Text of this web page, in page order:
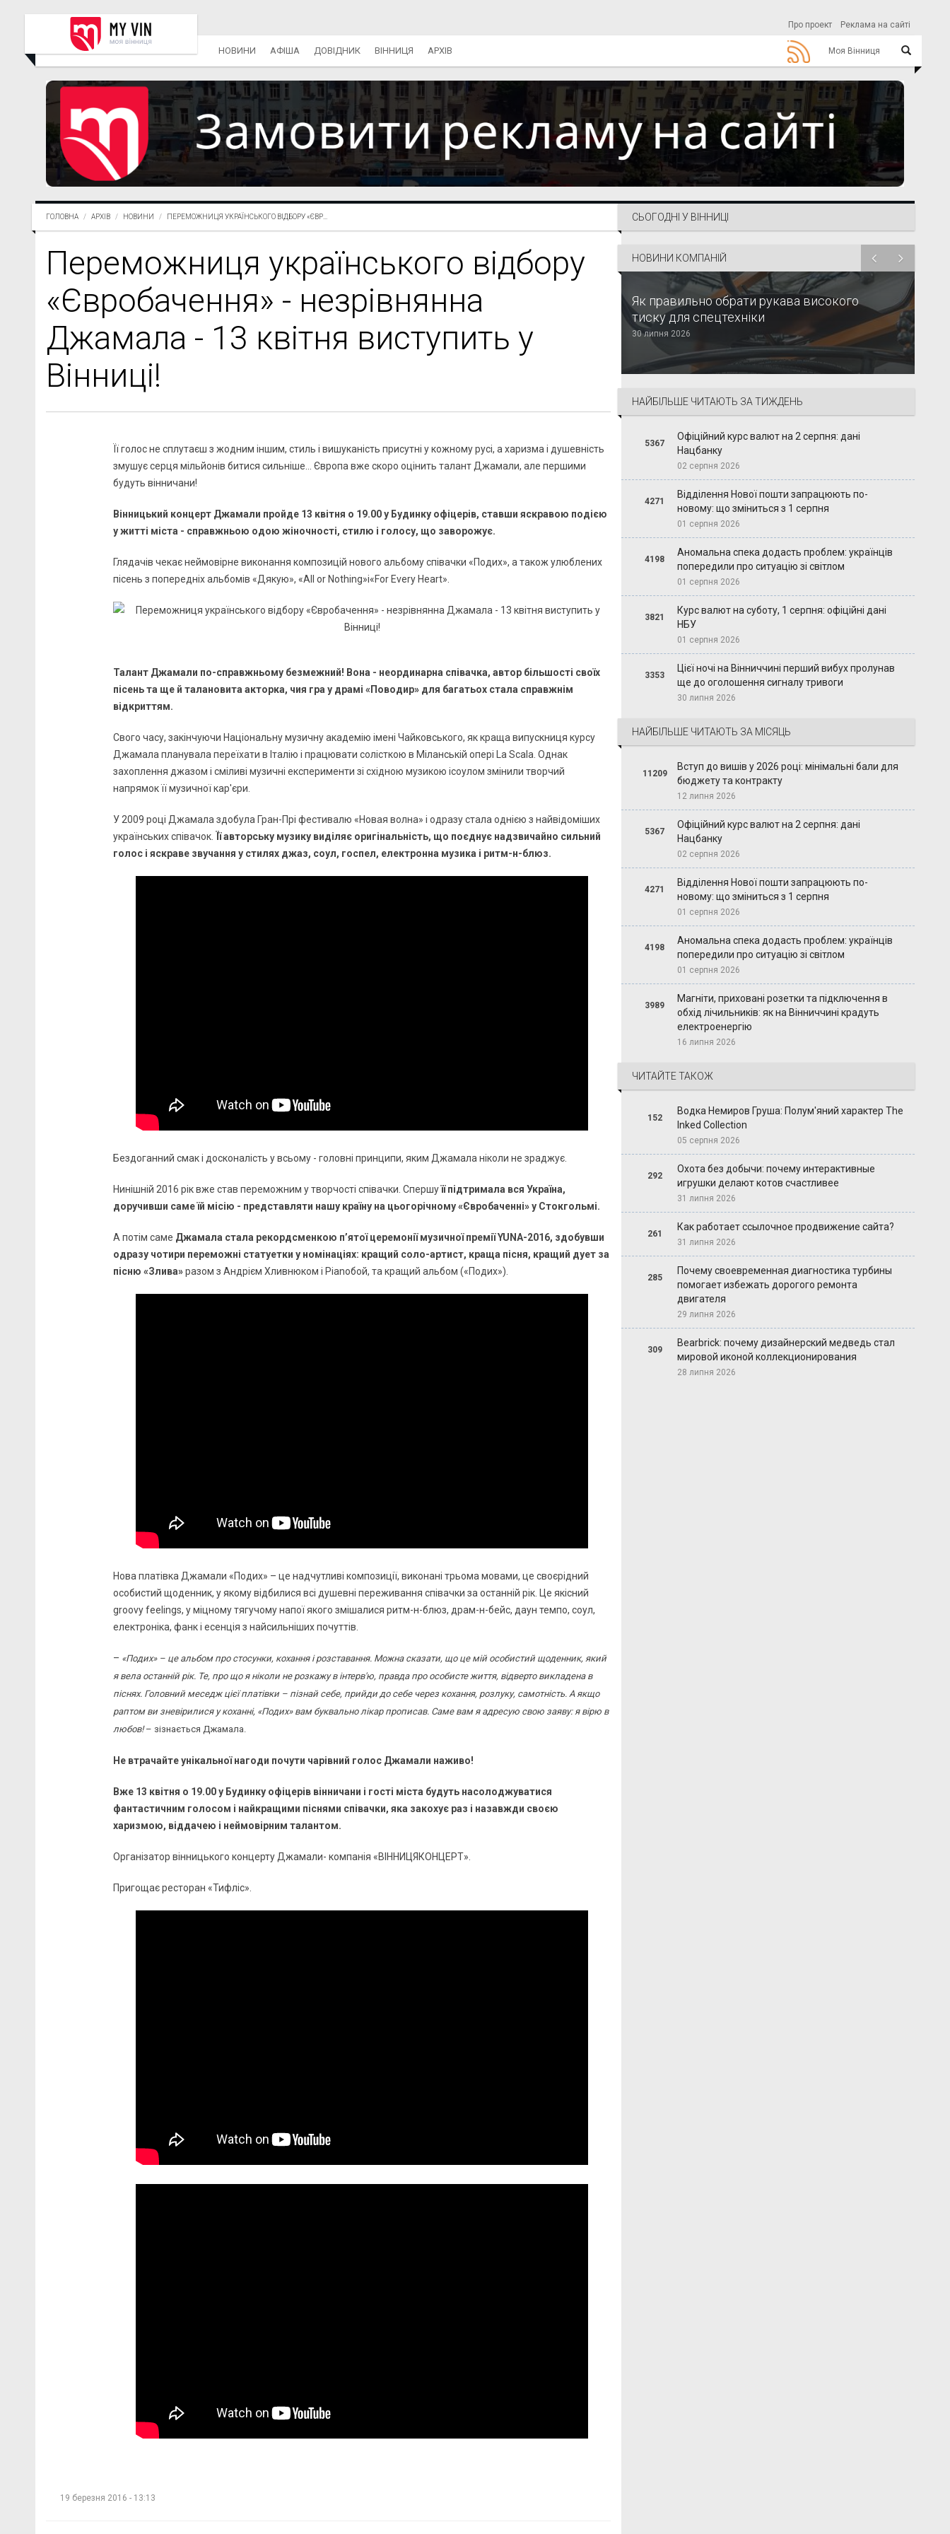
Про проект Реклама на сайті
Моя Вінниця
НОВИНИ АФІША ДОВІДНИК ВІННИЦЯ АРХІВ
ГОЛОВНА АРХІВ НОВИНИ ПЕРЕМОЖНИЦЯ УКРАЇНСЬКОГО ВІДБОРУ «ЄВР...
Переможниця українського відбору
«Євробачення» - незрівнянна
Джамала - 13 квітня виступить у
Вінниці!
Її голос не сплутаєш з жодним іншим, стиль і вишуканість присутні у кожному русі, а харизма і душевність
змушує серця мільйонів битися сильніше… Європа вже скоро оцінить талант Джамали, але першими
будуть вінничани!
Вінницький концерт Джамали пройде 13 квітня о 19.00 у Будинку офіцерів, ставши яскравою подією
у житті міста - справжньою одою жіночності, стилю і голосу, що заворожує.
Глядачів чекає неймовірне виконання композицій нового альбому співачки «Подих», а також улюблених
пісень з попередніх альбомів «Дякую», «All or Nothing»і«For Every Heart».
Талант Джамали по-справжньому безмежний! Вона - неординарна співачка, автор більшості своїх
пісень та ще й талановита акторка, чия гра у драмі «Поводир» для багатьох стала справжнім
відкриттям.
Свого часу, закінчуючи Національну музичну академію імені Чайковського, як краща випускниця курсу
Джамала планувала переїхати в Італію і працювати солісткою в Міланській опері La Scala. Однак
захоплення джазом і сміливі музичні експерименти зі східною музикою ісоулом змінили творчий
напрямок її музичної кар'єри.
У 2009 році Джамала здобула Гран-Прі фестивалю «Новая волна» і одразу стала однією з найвідоміших
українських співачок.
Її авторську музику виділяє оригінальність, що поєднує надзвичайно сильний
голос і яскраве звучання у стилях джаз, соул, госпел, електронна музика і ритм-н-блюз.
Бездоганний смак і досконалість у всьому - головні принципи, яким Джамала ніколи не зраджує.
Нинішній 2016 рік вже став переможним у творчості співачки. Спершуїї підтримала вся Україна,
доручивши саме їй місію - представляти нашу країну на цьогорічному «Євробаченні» у Стокгольмі.
А потім саме Джамала стала рекордсменкою п’ятої церемонії музичної премії YUNA-2016, здобувши
одразу чотири переможні статуетки у номінаціях: кращий соло-артист, краща пісня, кращий дует за
пісню «Злива»разом з Андрієм Хливнюком і Pianoбой, та кращий альбом («Подих»).
Нова платівка Джамали «Подих» – це надчутливі композиції, виконані трьома мовами, це своєрідний
особистий щоденник, у якому відбилися всі душевні переживання співачки за останній рік. Це якісний
groovy feelings, у міцному тягучому напої якого змішалися ритм-н-блюз, драм-н-бейс, даун темпо, соул,
електроніка, фанк і есенція з найсильніших почуттів.
– «Подих» – це альбом про стосунки, кохання і розставання. Можна сказати, що це мій особистий щоденник, який
я вела останній рік. Те, про що я ніколи не розкажу в інтерв'ю, правда про особисте життя, відверто викладена в
піснях. Головний меседж цієї платівки – пізнай себе, прийди до себе через кохання, розлуку, самотність. А якщо
раптом ви зневірилися у коханні, «Подих» вам буквально лікар прописав. Саме вам я адресую свою заяву: я вірю в
любов!– зізнається Джамала.
Не втрачайте унікальної нагоди почути чарівний голос Джамали наживо!
Вже 13 квітня о 19.00 у Будинку офіцерів вінничани і гості міста будуть насолоджуватися
фантастичним голосом і найкращими піснями співачки, яка закохує раз і назавжди своєю
харизмою, віддачею і неймовірним талантом.
Організатор вінницького концерту Джамали- компанія «ВІННИЦЯКОНЦЕРТ».
Пригощає ресторан «Тифліс».
19 березня 2016 - 13:13
СЬОГОДНІ У ВІННИЦІ
НОВИНИ КОМПАНІЙ
Як правильно обрати рукава високого
тиску для спецтехніки
30 липня 2026
НАЙБІЛЬШЕ ЧИТАЮТЬ ЗА ТИЖДЕНЬ
5367
Офіційний курс валют на 2 серпня: дані
Нацбанку
02 серпня 2026
4271
Відділення Нової пошти запрацюють по-
новому: що зміниться з 1 серпня
01 серпня 2026
4198
Аномальна спека додасть проблем: українців
попередили про ситуацію зі світлом
01 серпня 2026
3821
Курс валют на суботу, 1 серпня: офіційні дані
НБУ
01 серпня 2026
3353
Цієї ночі на Вінниччині перший вибух пролунав
ще до оголошення сигналу тривоги
30 липня 2026
НАЙБІЛЬШЕ ЧИТАЮТЬ ЗА МІСЯЦЬ
11209
Вступ до вишів у 2026 році: мінімальні бали для
бюджету та контракту
12 липня 2026
5367
Офіційний курс валют на 2 серпня: дані
Нацбанку
02 серпня 2026
4271
Відділення Нової пошти запрацюють по-
новому: що зміниться з 1 серпня
01 серпня 2026
4198
Аномальна спека додасть проблем: українців
попередили про ситуацію зі світлом
01 серпня 2026
3989
Магніти, приховані розетки та підключення в
обхід лічильників: як на Вінниччині крадуть
електроенергію
16 липня 2026
ЧИТАЙТЕ ТАКОЖ
152
Водка Немиров Груша: Полум'яний характер The
Inked Collection
05 серпня 2026
292
Охота без добычи: почему интерактивные
игрушки делают котов счастливее
31 липня 2026
261
Как работает ссылочное продвижение сайта?
31 липня 2026
285
Почему своевременная диагностика турбины
помогает избежать дорогого ремонта
двигателя
29 липня 2026
309
Bearbrick: почему дизайнерский медведь стал
мировой иконой коллекционирования
28 липня 2026